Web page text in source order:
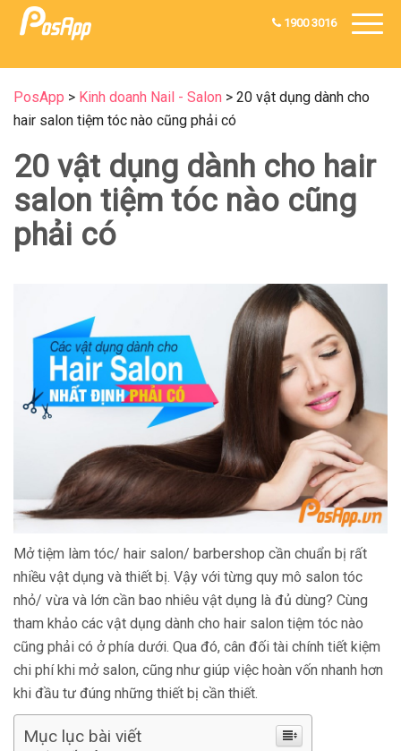
1900 3016
PosApp > Kinh doanh Nail - Salon > 20 vật dụng dành cho
hair salon tiệm tóc nào cũng phải có
20 vật dụng dành cho hair
salon tiệm tóc nào cũng
phải có
Mở tiệm làm tóc/ hair salon/ barbershop cần chuẩn bị rất
nhiều vật dụng và thiết bị. Vậy với từng quy mô salon tóc
nhỏ/ vừa và lớn cần bao nhiêu vật dụng là đủ dùng? Cùng
tham khảo các vật dụng dành cho hair salon tiệm tóc nào
cũng phải có ở phía dưới. Qua đó, cân đối tài chính tiết kiệm
chi phí khi mở salon, cũng như giúp việc hoàn vốn nhanh hơn
khi đầu tư đúng những thiết bị cần thiết.
Mục lục bài viết